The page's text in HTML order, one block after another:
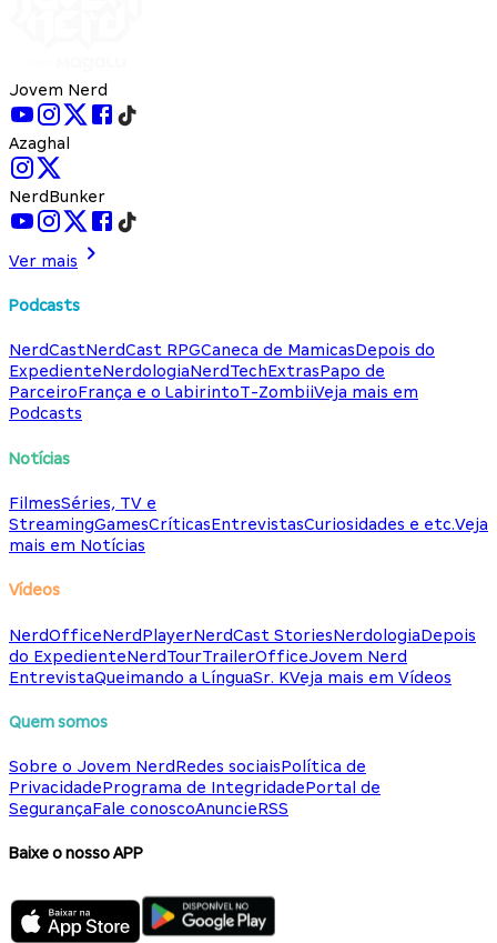
Jovem Nerd
Azaghal
NerdBunker
Ver mais
Podcasts
NerdCastNerdCast RPGCaneca de MamicasDepois do
ExpedienteNerdologiaNerdTechExtrasPapo de
ParceiroFrança e o LabirintoT-ZombiiVeja mais em
Podcasts
Notícias
FilmesSéries, TV e
StreamingGamesCríticasEntrevistasCuriosidades e etc.Veja
mais em Notícias
Vídeos
NerdOfficeNerdPlayerNerdCast StoriesNerdologiaDepois
do ExpedienteNerdTourTrailerOfficeJovem Nerd
EntrevistaQueimando a LínguaSr. KVeja mais em Vídeos
Quem somos
Sobre o Jovem NerdRedes sociaisPolítica de
PrivacidadePrograma de IntegridadePortal de
SegurançaFale conoscoAnuncieRSS
Baixe o nosso APP